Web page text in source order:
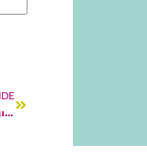
Eén vraag in de DM en ze maakte haar blouse daarna drie keer